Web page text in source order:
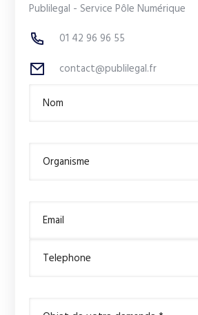
Publilegal - Service Pôle Numérique
01 42 96 96 55
contact@publilegal.fr